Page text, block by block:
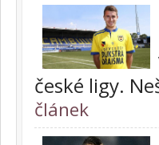
české ligy.
článek